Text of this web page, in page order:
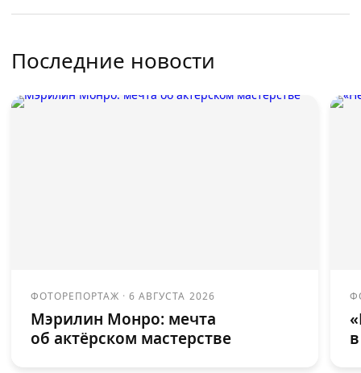
Последние новости
ФОТОРЕПОРТАЖ ·6 АВГУСТА 2026
Мэрилин Монро: мечта
об актёрском мастерстве